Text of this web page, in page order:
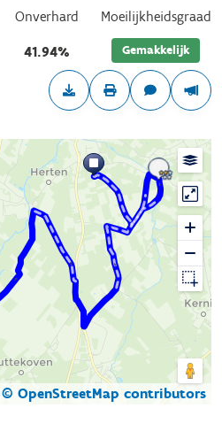
Onverhard
41.94%
Moeilijkheidsgraad
Gemakkelijk
© OpenStreetMap contributors